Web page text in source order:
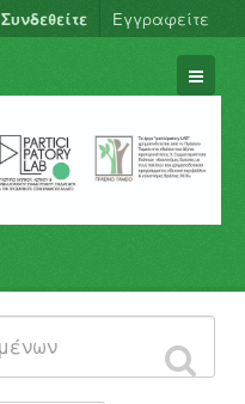
Συνδεθείτε Εγγραφείτε